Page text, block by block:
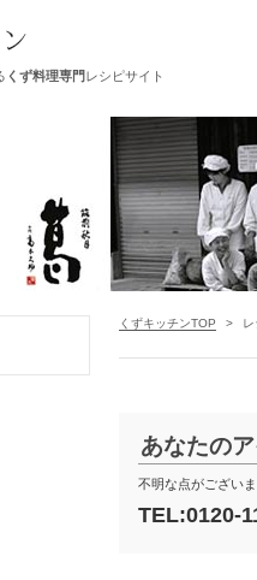
くず料理専門レシピサイト
くずキッチンTOP >
あなたの
不明な点がござい
TEL:0120-